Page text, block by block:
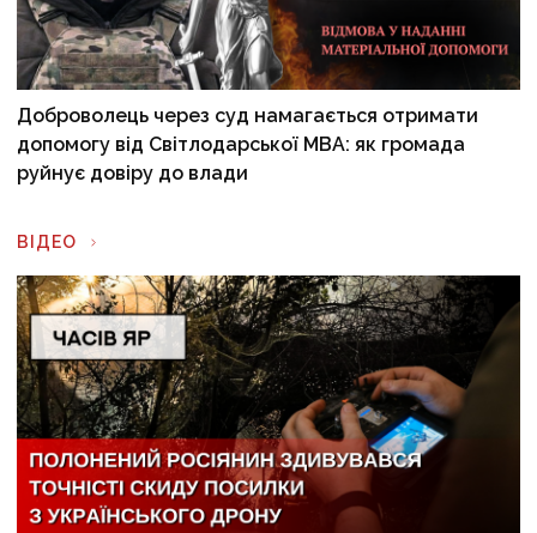
Доброволець через суд намагається отримати
допомогу від Світлодарської МВА: як громада
руйнує довіру до влади
ВІДЕО